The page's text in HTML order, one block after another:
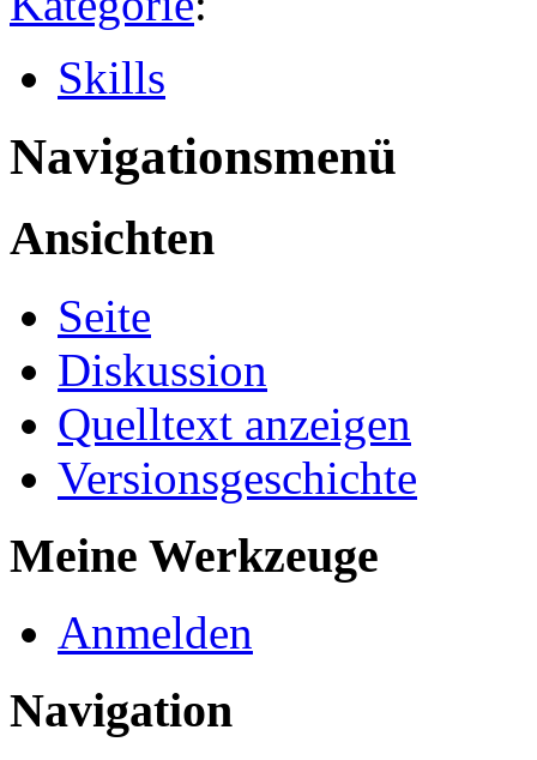
Skills
Navigationsmenü
Ansichten
Seite
Diskussion
Quelltext anzeigen
Versionsgeschichte
Meine Werkzeuge
Anmelden
Navigation